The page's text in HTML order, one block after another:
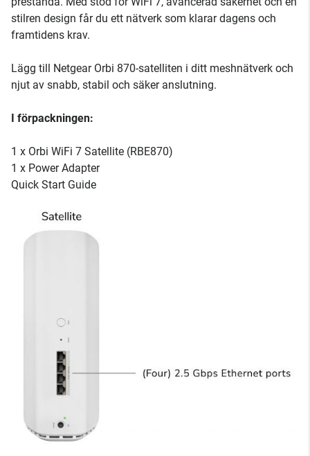
stilren design får du ett nätverk som klarar dagens och
framtidens krav.
Lägg till Netgear Orbi 870-satelliten i ditt meshnätverk och
njut av snabb, stabil och säker anslutning.
I förpackningen:
1 x Orbi WiFi 7 Satellite (RBE870)
1 x Power Adapter
Quick Start Guide